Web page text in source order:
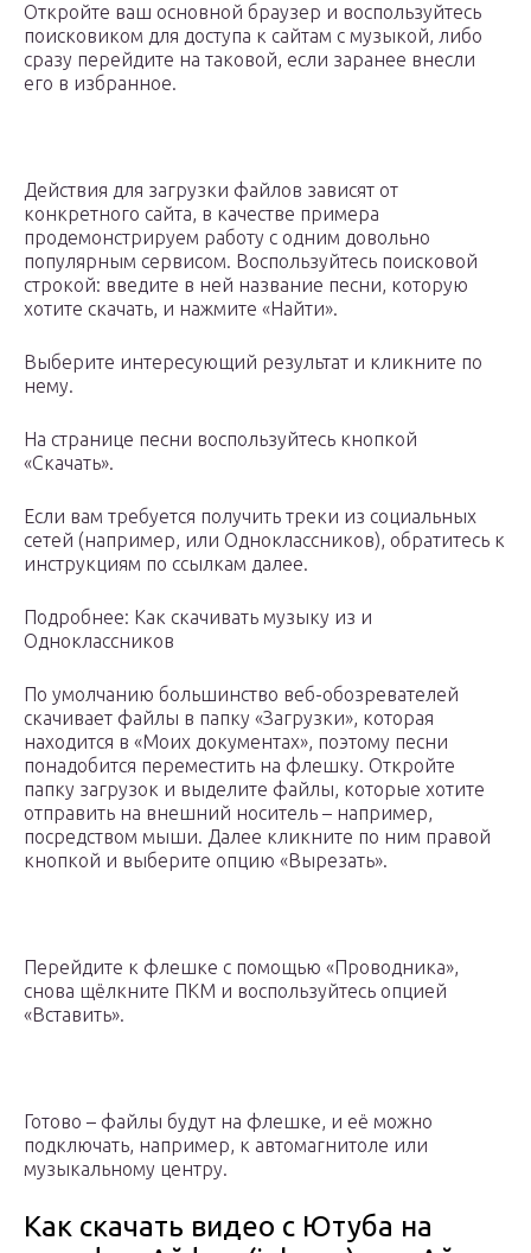
Откройте ваш основной браузер и воспользуйтесь
поисковиком для доступа к сайтам с музыкой, либо
сразу перейдите на таковой, если заранее внесли
его в избранное.
Действия для загрузки файлов зависят от
конкретного сайта, в качестве примера
продемонстрируем работу с одним довольно
популярным сервисом. Воспользуйтесь поисковой
строкой: введите в ней название песни, которую
хотите скачать, и нажмите «Найти».
Выберите интересующий результат и кликните по
нему.
На странице песни воспользуйтесь кнопкой
«Скачать».
Если вам требуется получить треки из социальных
сетей (например, или Одноклассников), обратитесь к
инструкциям по ссылкам далее.
Подробнее: Как скачивать музыку из и
Одноклассников
По умолчанию большинство веб-обозревателей
скачивает файлы в папку «Загрузки», которая
находится в «Моих документах», поэтому песни
понадобится переместить на флешку. Откройте
папку загрузок и выделите файлы, которые хотите
отправить на внешний носитель – например,
посредством мыши. Далее кликните по ним правой
кнопкой и выберите опцию «Вырезать».
Перейдите к флешке с помощью «Проводника»,
снова щёлкните ПКМ и воспользуйтесь опцией
«Вставить».
Готово – файлы будут на флешке, и её можно
подключать, например, к автомагнитоле или
музыкальному центру.
Как скачать видео с Ютуба на